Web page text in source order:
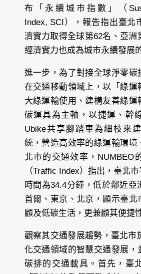
布「永續城市指數」（
Index, SCI），報告指出臺北
濟實力取得全球第62名、亞洲
經濟實力也成為城市永續發展
進一步，為了對接全球淨零碳
在交通移動領域上，以「綠運
大綠運輸使用、建構友善綠運
碳運具為主軸，以捷運、幹
Ubike共享腳踏車為細枝來
統，營造高效率的綠運輸環境
北市的交通效率，NUMBEO
（Traffic Index）指出，臺北
時間為34.4分鐘，低於鄰近亞
首爾、東京、北京，顯示臺北
顧及低碳生活，更兼顧其便捷
觀察其交通發展趨勢，臺北市
化交通領域的智慧交通發展，
碳排的交通載具。首先，臺